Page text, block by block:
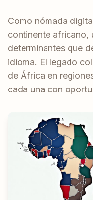
Como nómada
continente africano,
determinantes que
idioma. El legado
de África en
cada una con